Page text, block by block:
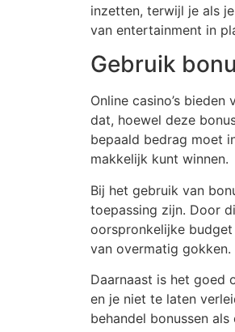
inzetten, terwijl je als
van entertainment in
Gebruik
Online casino’s
dat, hoewel deze
bepaald bedrag moet
makkelijk kunt winnen.
Bij het gebruik van
toepassing zijn. Door
oorspronkelijke
van overmatig gokken.
Daarnaast is het goed
en je niet te laten
behandel bonussen